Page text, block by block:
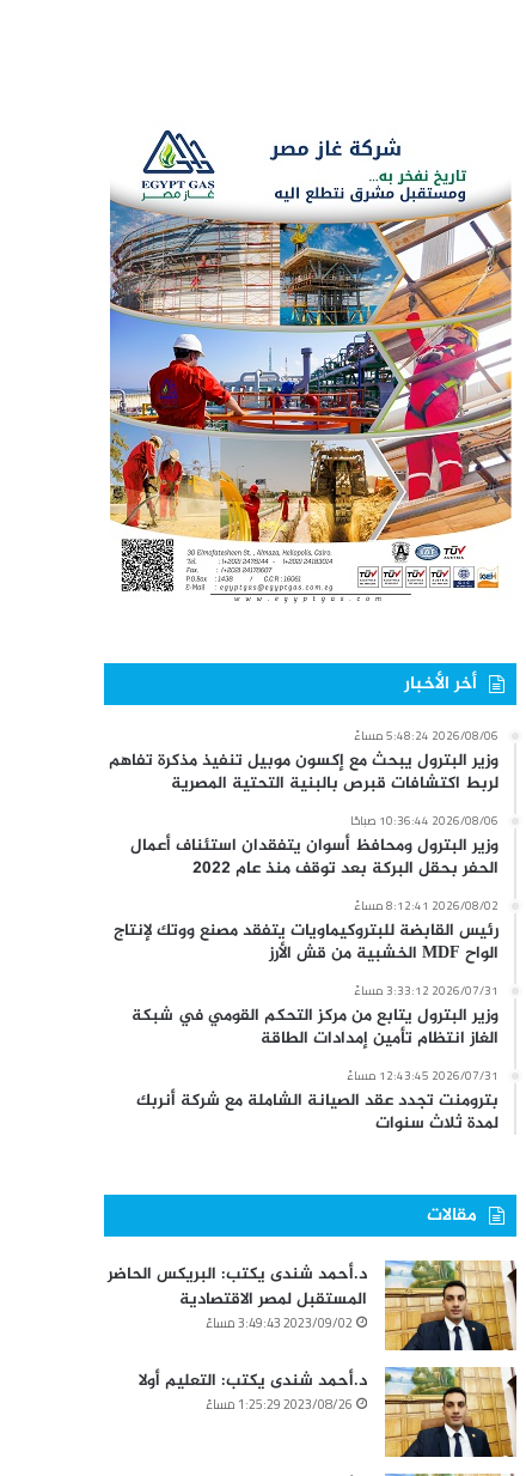
أخر الأخبار
2026/08/06 5:48:24 مساءً
وزير البترول يبحث مع إكسون موبيل تنفيذ مذكرة تفاهم
لربط اكتشافات قبرص بالبنية التحتية المصرية
2026/08/06 10:36:44 صباحًا
وزير البترول ومحافظ أسوان يتفقدان استئناف أعمال
الحفر بحقل البركة بعد توقف منذ عام 2022
2026/08/02 8:12:41 مساءً
رئيس القابضة للبتروكيماويات يتفقد مصنع ووتك لإنتاج
الواح MDF الخشبية من قش الأرز
2026/07/31 3:33:12 مساءً
وزير البترول يتابع من مركز التحكم القومي في شبكة
الغاز انتظام تأمين إمدادات الطاقة
2026/07/31 12:43:45 مساءً
بترومنت تجدد عقد الصيانة الشاملة مع شركة أنربك
لمدة ثلاث سنوات
مقالات
د.أحمد شندى يكتب: البريكس الحاضر
المستقبل لمصر الاقتصادية
2023/09/02 3:49:43 مساءً
د.أحمد شندى يكتب: التعليم أولا
2023/08/26 1:25:29 مساءً